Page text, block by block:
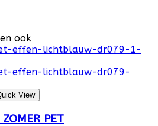
ook
View
PET